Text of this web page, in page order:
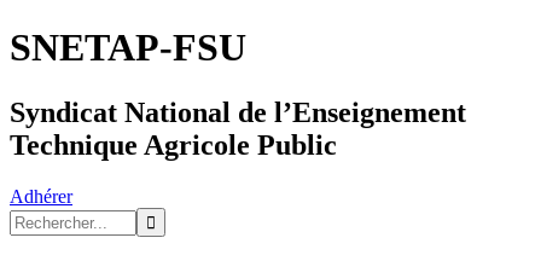
SNETAP-FSU
Syndicat National de l’Enseignement
Technique Agricole Public
Adhérer